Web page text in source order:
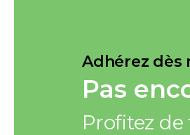
Adhérez dès
Pas
Profitez